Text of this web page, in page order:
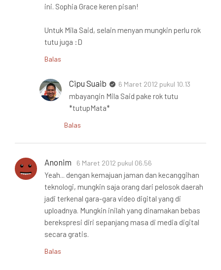
ini. Sophia Grace keren pisan!
Untuk Mila Said, selain menyan mungkin perlu rok
tutu juga :D
Balas
Cipu Suaib 6 Maret 2012 pukul 10.13
mbayangin Mila Said pake rok tutu
*tutupMata*
Balas
Anonim 6 Maret 2012 pukul 06.56
Yeah... dengan kemajuan jaman dan kecanggihan
teknologi, mungkin saja orang dari pelosok daerah
jadi terkenal gara-gara video digital yang di
uploadnya. Mungkin inilah yang dinamakan bebas
berekspresi diri sepanjang masa di media digital
secara gratis.
Balas